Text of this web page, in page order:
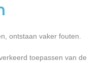
ontstaan vaker fouten.
toepassen van de